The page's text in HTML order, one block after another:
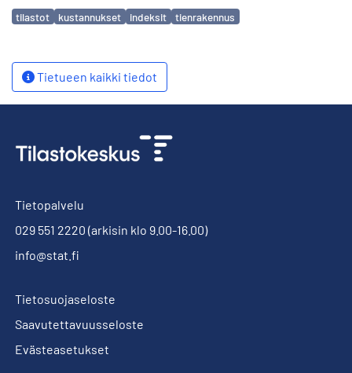
Avainsanat
tilastot kustannukset indeksit tienrakennus
Tietueen kaikki tiedot
Tietopalvelu
029 551 2220 (arkisin klo 9.00-16.00)
info@stat.fi
Tietosuojaseloste
Saavutettavuusseloste
Evästeasetukset